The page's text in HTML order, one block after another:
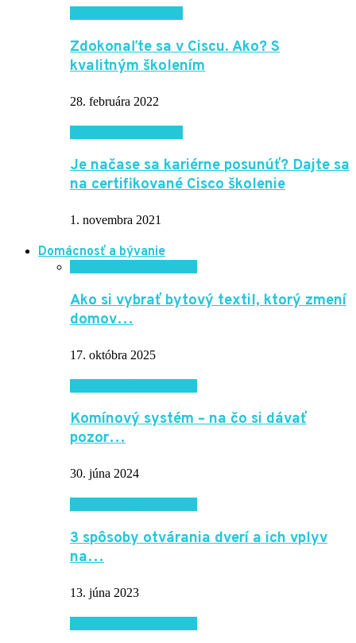
Zdokonaľte sa v Ciscu. Ako? S
kvalitným školením
28. februára 2022
Je načase sa kariérne posunúť? Dajte sa
na certifikované Cisco školenie
1. novembra 2021
Domácnosť a bývanie
Ako si vybrať bytový textil, ktorý zmení
domov…
17. októbra 2025
Komínový systém – na čo si dávať
pozor…
30. júna 2024
3 spôsoby otvárania dverí a ich vplyv
na…
13. júna 2023